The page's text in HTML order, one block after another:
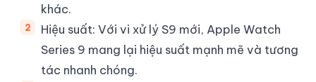
khác.
Hiệu suất: Với vi xử lý S9 mới, Apple Watch
Series 9 mang lại hiệu suất mạnh mẽ và tương
tác nhanh chóng.